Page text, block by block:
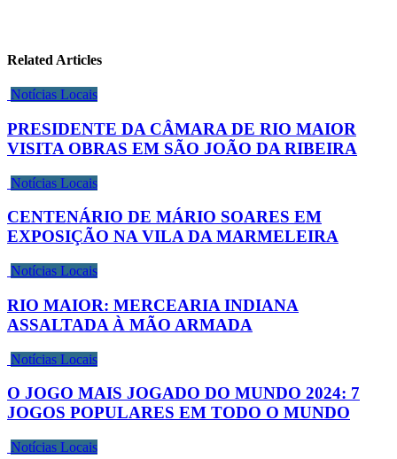
Related Articles
Notícias Locais
PRESIDENTE DA CÂMARA DE RIO MAIOR
VISITA OBRAS EM SÃO JOÃO DA RIBEIRA
Notícias Locais
CENTENÁRIO DE MÁRIO SOARES EM
EXPOSIÇÃO NA VILA DA MARMELEIRA
Notícias Locais
RIO MAIOR: MERCEARIA INDIANA
ASSALTADA À MÃO ARMADA
Notícias Locais
O JOGO MAIS JOGADO DO MUNDO 2024: 7
JOGOS POPULARES EM TODO O MUNDO
Notícias Locais